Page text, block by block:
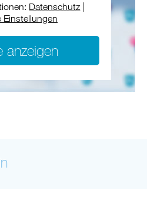
Datenschutz
Einstellungen
anzeigen